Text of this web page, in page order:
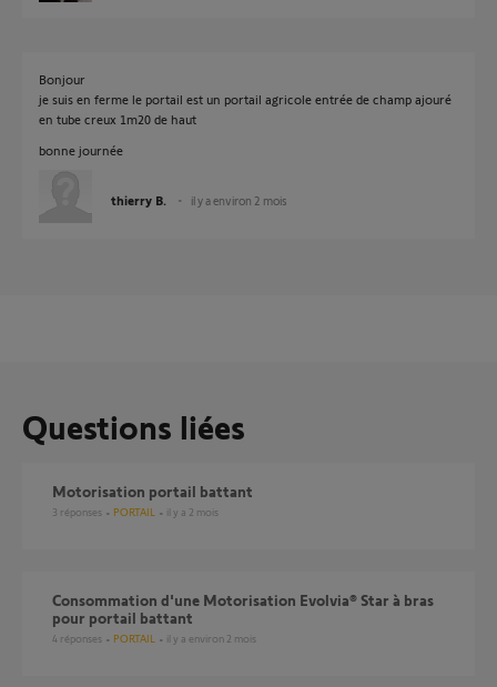
Bonjour
je suis en ferme le portail est un portail agricole entrée de champ ajouré
en tube creux 1m20 de haut
bonne journée
thierry B. il y a environ 2 mois
Questions liées
Motorisation portail battant
3 réponses PORTAIL il y a 2 mois
Consommation d'une Motorisation Evolvia® Star à bras
pour portail battant
4 réponses PORTAIL il y a environ 2 mois